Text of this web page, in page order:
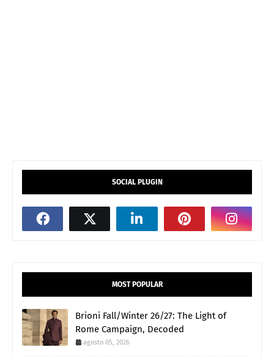
SOCIAL PLUGIN
MOST POPULAR
Brioni Fall/Winter 26/27: The Light of
Rome Campaign, Decoded
agosto 05, 2026